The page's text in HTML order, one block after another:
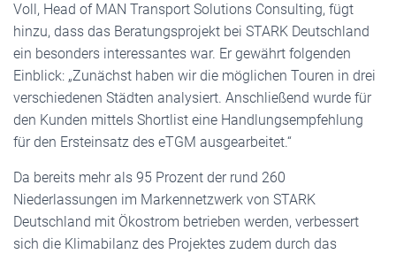
Voll, Head of MAN Transport Solutions Consulting, fügt
hinzu, dass das Beratungsprojekt bei STARK Deutschland
ein besonders interessantes war. Er gewährt folgenden
Einblick: „Zunächst haben wir die möglichen Touren in drei
verschiedenen Städten analysiert. Anschließend wurde für
den Kunden mittels Shortlist eine Handlungsempfehlung
für den Ersteinsatz des eTGM ausgearbeitet.“
Da bereits mehr als 95 Prozent der rund 260
Niederlassungen im Markennetzwerk von STARK
Deutschland mit Ökostrom betrieben werden, verbessert
sich die Klimabilanz des Projektes zudem durch das